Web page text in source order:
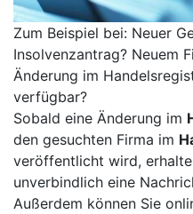
Zum Beispiel bei: Neuer
Insolvenzantrag? Neuem
Änderung im
verfügbar?
Sobald eine Änderung im
den gesuchten Firma im
veröffentlicht wird,
unverbindlich eine
Außerdem können Sie